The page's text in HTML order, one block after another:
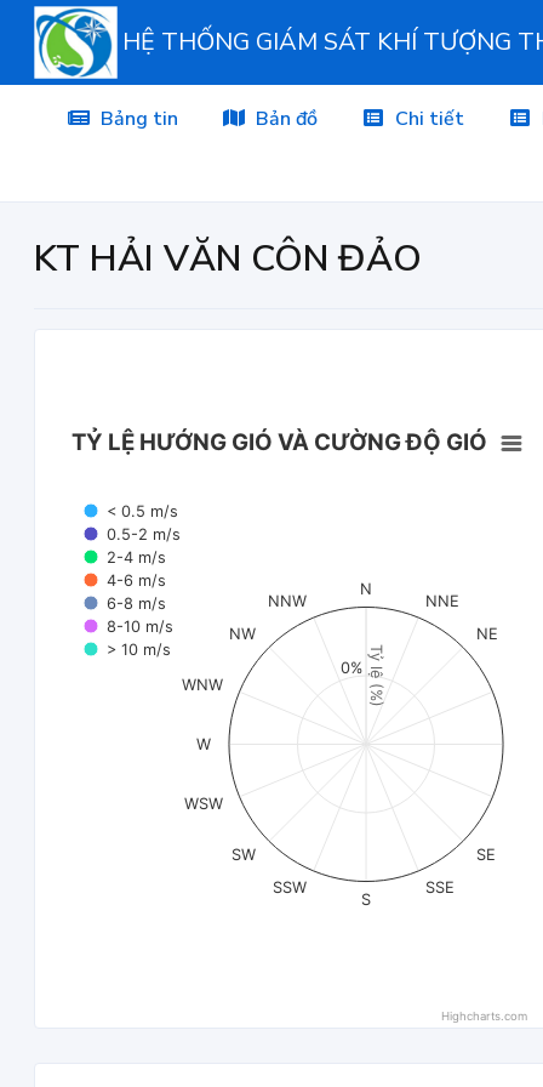
HỆ THỐNG GIÁM SÁT KHÍ TƯỢNG
Bảng tin Bản đồ Chi tiết
KT HẢI VĂN CÔN ĐẢO
Tỷ lệ (%)
TỶ LỆ HƯỚNG GIÓ VÀ CƯỜNG ĐỘ GIÓ
< 0.5 m/s
0.5-2 m/s
2-4 m/s
4-6 m/s
6-8 m/s
8-10 m/s
> 10 m/s
N
NNE
NE
SE
SSE
S
SSW
SW
WSW
W
WNW
NW
NNW
0%
Highcharts.com